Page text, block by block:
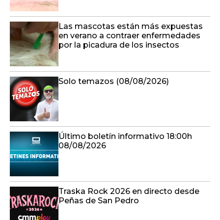
Las mascotas están más expuestas
en verano a contraer enfermedades
por la picadura de los insectos
Solo temazos (08/08/2026)
Último boletín informativo 18:00h
08/08/2026
Traska Rock 2026 en directo desde
Peñas de San Pedro